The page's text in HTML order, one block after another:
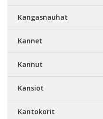
Kangasnauhat
Kannet
Kannut
Kansiot
Kantokorit